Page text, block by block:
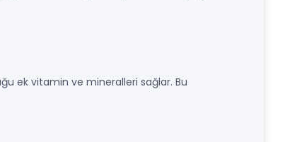
ek vitamin ve mineralleri sağlar. Bu